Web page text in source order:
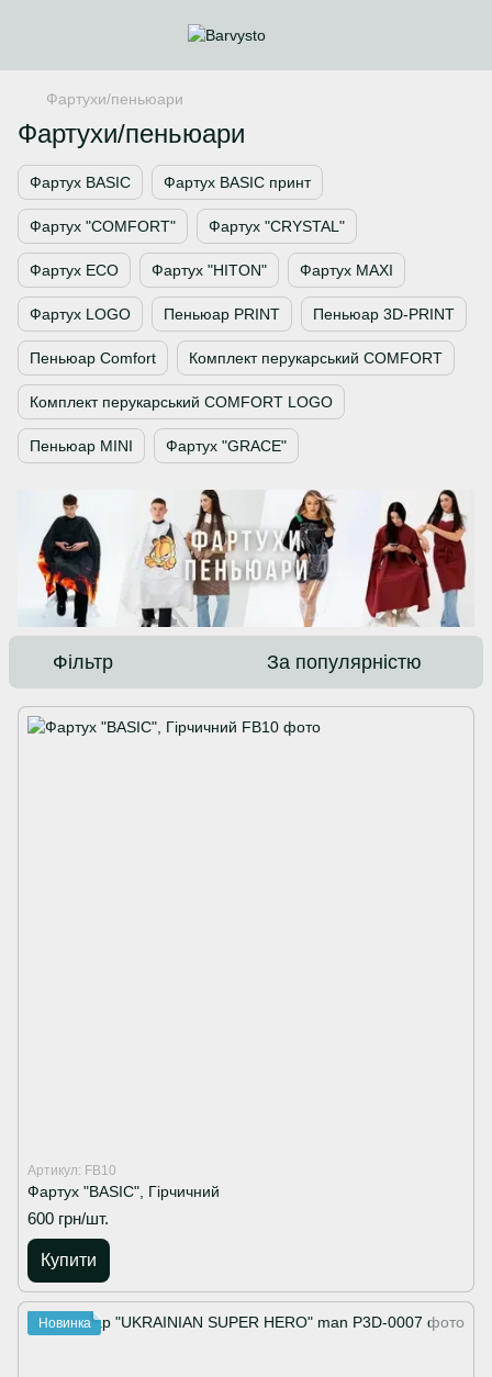
Фартухи/пеньюари
Фартухи/пеньюари
Фартух BASIC Фартух BASIC принт
Фартух "COMFORT" Фартух "CRYSTAL"
Фартух ECO Фартух "HITON" Фартух MAXI
Фартух LOGO Пеньюар PRINT Пеньюар 3D-PRINT
Пеньюар Comfort Комплект перукарський COMFORT
Комплект перукарський COMFORT LOGO
Пеньюар MINI Фартух "GRACE"
Фільтр За популярністю
Артикул: FB10
Фартух "BASIC", Гірчичний
600 грн/шт.
Купити
Новинка